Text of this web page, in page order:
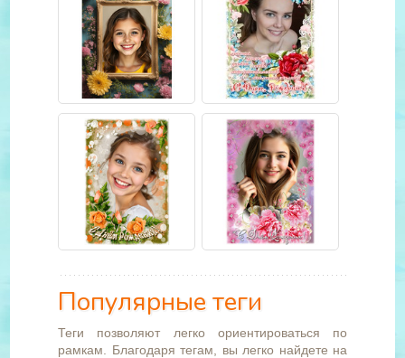
Популярные теги
Теги позволяют легко ориентироваться по
рамкам. Благодаря тегам, вы легко найдете на